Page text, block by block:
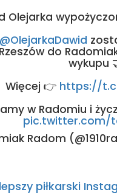
Olejarka
@OlejarkaDawid
do
wykupu
Więcej 👉 https://
w Radomiu i
pic.twitter.com/
Radom
piłkarski